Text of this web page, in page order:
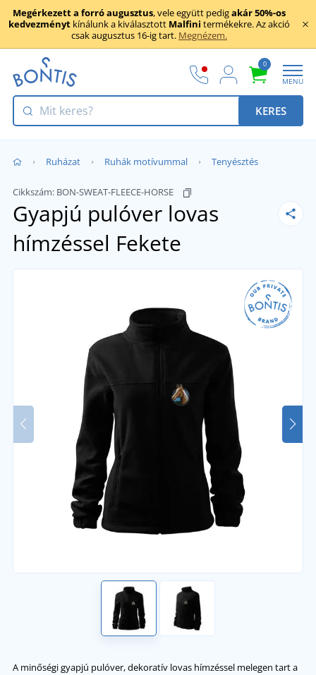
Megérkezett a forró augusztus, vele együtt pedigakár 50%-os
kedvezményt kínálunk a kiválasztott Malfini termékekre. Az akció
csak augusztus 16-ig tart. Megnézem.
0
MENU
KERES
Ruházat Ruhák motívummal Tenyésztés
Cikkszám: BON-SWEAT-FLEECE-HORSE
Gyapjú pulóver lovas
hímzéssel Fekete
A minőségi gyapjú pulóver, dekoratív lovas hímzéssel melegen tart a